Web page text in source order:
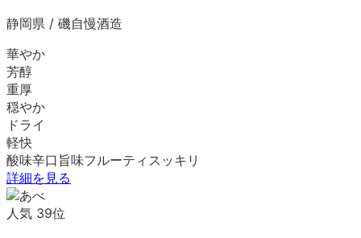
静岡県 / 磯自慢酒造
華やか
芳醇
重厚
穏やか
ドライ
軽快
酸味辛口 旨味フルーティ スッキリ
詳細を見る
人気 39位